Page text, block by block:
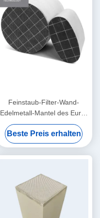
Feinstaub-Filter-Wand-
Edelmetall-Mantel des Euro-
4 sic des Katalysator-5
Beste Preis erhalten